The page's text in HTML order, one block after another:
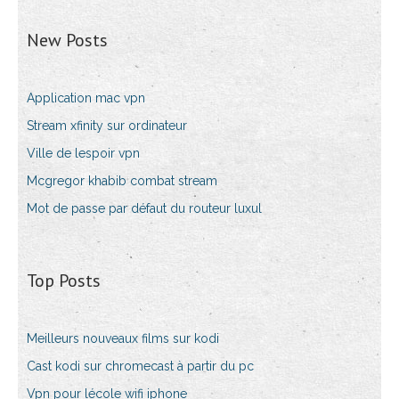
New Posts
Application mac vpn
Stream xfinity sur ordinateur
Ville de lespoir vpn
Mcgregor khabib combat stream
Mot de passe par défaut du routeur luxul
Top Posts
Meilleurs nouveaux films sur kodi
Cast kodi sur chromecast à partir du pc
Vpn pour lécole wifi iphone